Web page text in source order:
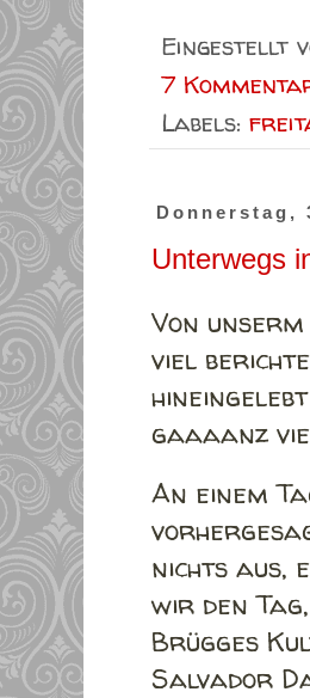
Eingestellt
7
Labels:
Donnerstag,
Unterwegs
Von
viel
gaaaanz
An einem
nichts aus,
wir den
Brügges
Salvador